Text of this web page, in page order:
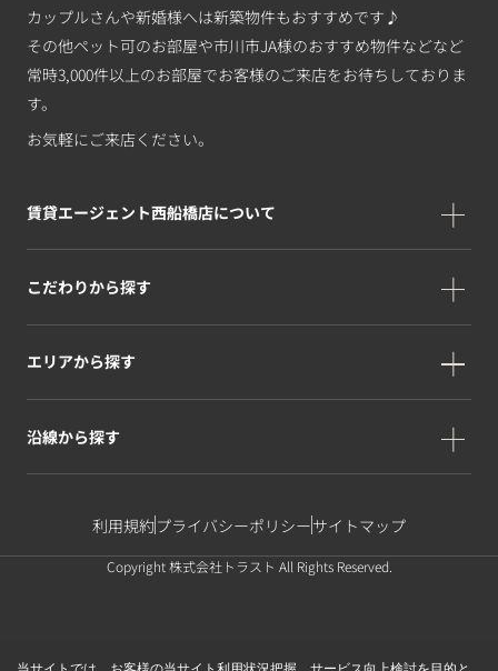
カップルさんや新婚様へは新築物件もおすすめです♪
その他ペット可のお部屋や市川市JA様のおすすめ物件などなど
常時3,000件以上のお部屋でお客様のご来店をお待ちしておりま
す。
お気軽にご来店ください。
賃貸エージェント西船橋店について
こだわりから探す
エリアから探す
沿線から探す
利用規約プライバシーポリシーサイトマップ
Copyright 株式会社トラスト All Rights Reserved.